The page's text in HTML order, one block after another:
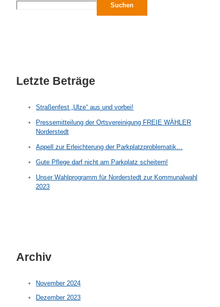
Suchen
Letzte Beträge
Straßenfest „Ulze“ aus und vorbei!
Pressemitteilung der Ortsvereinigung FREIE WÄHLER
Norderstedt
Appell zur Erleichterung der Parkplatzproblematik…
Gute Pflege darf nicht am Parkplatz scheitern!
Unser Wahlprogramm für Norderstedt zur Kommunalwahl
2023
Archiv
November 2024
Dezember 2023